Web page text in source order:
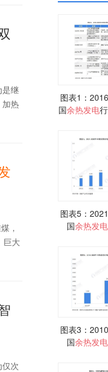
是继
加热
，
巨大
次
图表1：
国余热发电
图表5：
国余热发电
图表3：
国余热发电